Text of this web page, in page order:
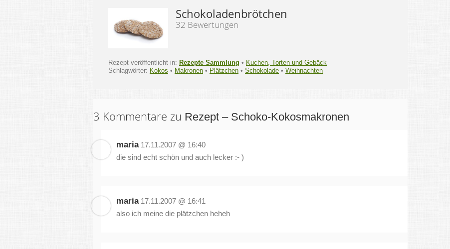
Schokoladenbrötchen
32 Bewertungen
Rezept veröffentlicht in: Rezepte Sammlung • Kuchen, Torten und Gebäck
Schlagwörter: Kokos • Makronen • Plätzchen • Schokolade • Weihnachten
3 Kommentare zu Rezept – Schoko-Kokosmakronen
maria 17.11.2007 @ 16:40
die sind echt schön und auch lecker :- )
maria 17.11.2007 @ 16:41
also ich meine die plätzchen heheh